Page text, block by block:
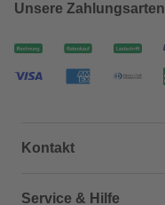
Unsere Zahlungsarten
Kontakt
Dein Kontakt zu uns
Service & Hilfe